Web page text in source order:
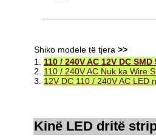
Shiko modele të tjera >>
1. 110 / 240V AC 12V DC
2. 110 / 240V AC Nuk ka Wire
3. 12V DC 110 / 240V AC LED
Kinë LED dritë